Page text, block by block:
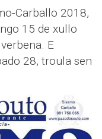
Carballo 2018,
15 de xullo
E
28, troula sen